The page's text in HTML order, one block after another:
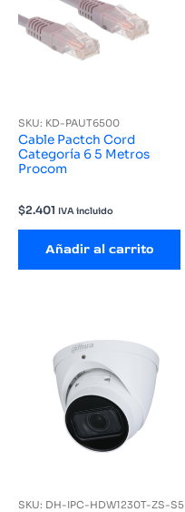
SKU: KD-PAUT6500
Cable Pactch Cord
Categoría 6 5 Metros
Procom
$2.401 IVA incluido
Añadir al carrito
SKU: DH-IPC-HDW1230T-ZS-S5